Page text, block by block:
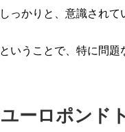
しっかりと、意識されて
ということで、特に問題
ユーロポンド